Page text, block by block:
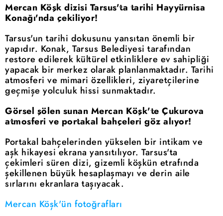
Mercan Köşk dizisi Tarsus'ta tarihi Hayyürnisa
Konağı'nda çekiliyor!
Tarsus'un tarihi dokusunu yansıtan önemli bir
yapıdır. Konak, Tarsus Belediyesi tarafından
restore edilerek kültürel etkinliklere ev sahipliği
yapacak bir merkez olarak planlanmaktadır. Tarihi
atmosferi ve mimari özellikleri, ziyaretçilerine
geçmişe yolculuk hissi sunmaktadır.
Görsel şölen sunan Mercan Köşk'te Çukurova
atmosferi ve portakal bahçeleri göz alıyor!
Portakal bahçelerinden yükselen bir intikam ve
aşk hikayesi ekrana yansıtılıyor. Tarsus'ta
çekimleri süren dizi, gizemli köşkün etrafında
şekillenen büyük hesaplaşmayı ve derin aile
sırlarını ekranlara taşıyacak.
Mercan Köşk'ün fotoğrafları